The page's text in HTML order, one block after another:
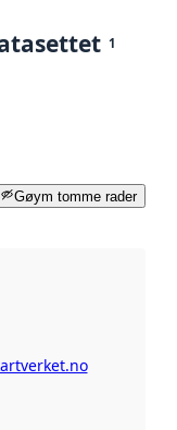
1
Gøym tomme rader